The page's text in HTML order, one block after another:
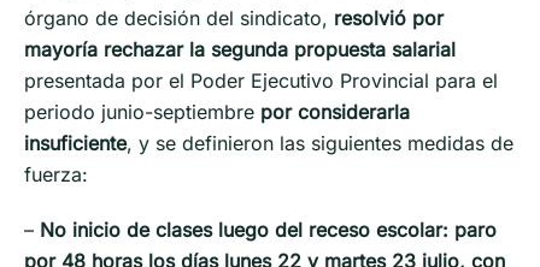
órgano de decisión del sindicato, resolvió por
mayoría rechazar la segunda propuesta salarial
presentada por el Poder Ejecutivo Provincial para el
periodo junio-septiembre por considerarla
insuficiente, y se definieron las siguientes medidas de
fuerza:
– No inicio de clases luego del receso escolar: paro
por 48 horas los días lunes 22 y martes 23 julio, con